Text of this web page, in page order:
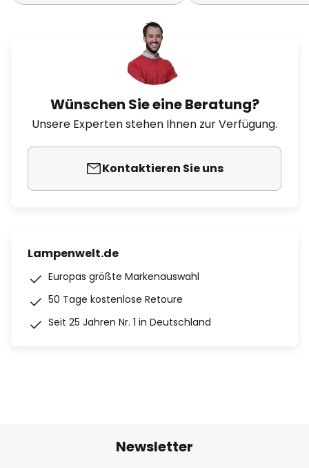
Wünschen Sie eine Beratung?
Unsere Experten stehen Ihnen zur Verfügung.
Kontaktieren Sie uns
Lampenwelt.de
Europas größte Markenauswahl
50 Tage kostenlose Retoure
Seit 25 Jahren Nr. 1 in Deutschland
Newsletter